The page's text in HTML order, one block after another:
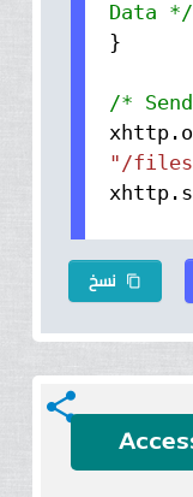
Data */
}
/*
xhttp.
"/
xhttp.
نسخ content_copy
share